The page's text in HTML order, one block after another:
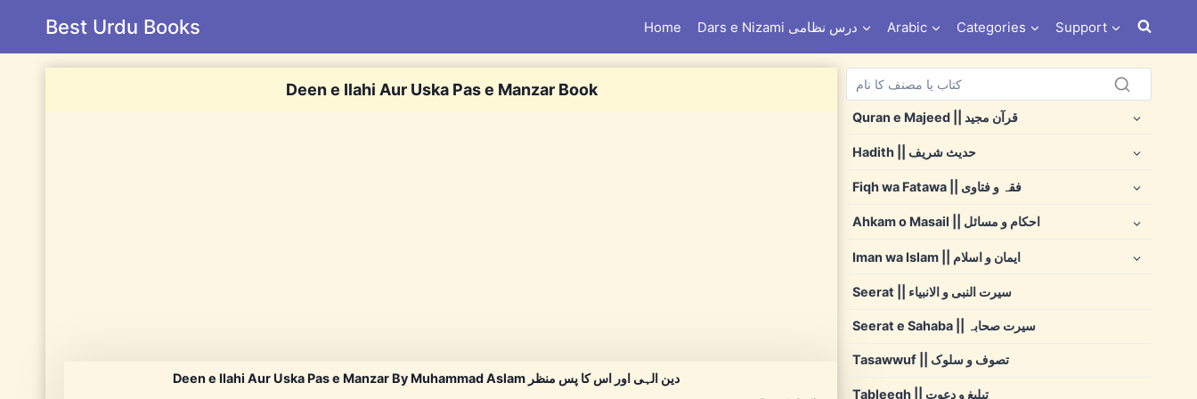
Best Urdu Books Home Dars e Nizami درس نظامی Arabic Categories Support
Deen e Ilahi Aur Uska Pas e Manzar Book
Deen e Ilahi Aur Uska Pas e Manzar By Muhammad Aslam دین الہی اور اس کا پس منظر
Quran e Majeed || قرآن مجید
Hadith || حدیث شریف
Fiqh wa Fatawa || فقہ و فتاوی
Ahkam o Masail || احکام و مسائل
Iman wa Islam || ایمان و اسلام
Seerat || سیرت النبی و الانبیاء
Seerat e Sahaba || سیرت صحابہ
Tasawwuf || تصوف و سلوک
Tableegh || تبلیغ و دعوت